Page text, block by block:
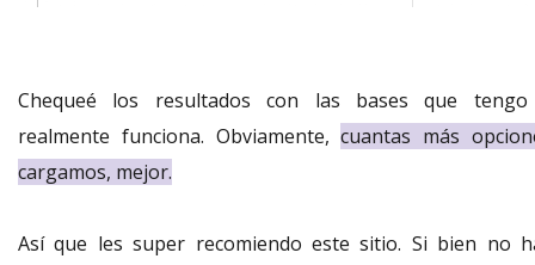
Chequeé los resultados con las bases que
realmente funciona. Obviamente,cuantas más
cargamos, mejor.
Así que les super recomiendo este sitio. Si bien no